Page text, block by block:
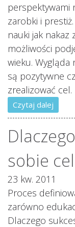
perspektywami
zarobki i
nauki jak
możliwości
wieku. Wygląda
są pozytywne
zrealizować cel.
Czytaj dalej
sobie
23 kw. 2011
Proces
zarówno
Dlaczego